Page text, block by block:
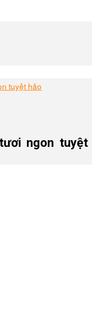
tuyệt hảo
ngon tuyệt